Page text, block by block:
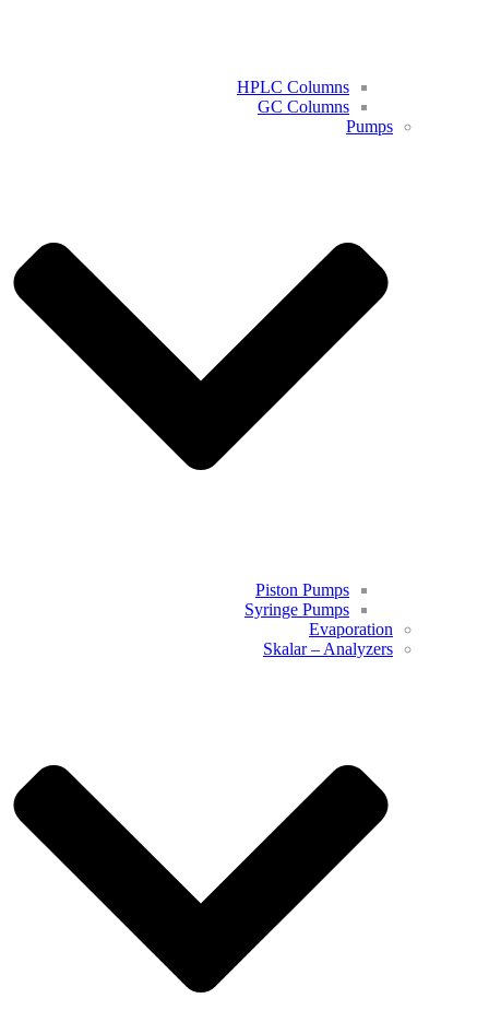
HPLC Columns
GC Columns
Pumps
Piston Pumps
Syringe Pumps
Evaporation
Skalar – Analyzers